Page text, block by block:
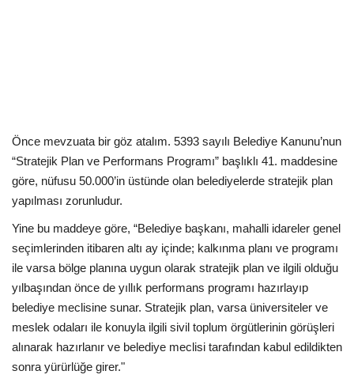
Dünya
Önce mevzuata bir göz atalım. 5393 sayılı Belediye Kanunu’nun
“Stratejik Plan ve Performans Programı” başlıklı 41. maddesine
göre, nüfusu 50.000’in üstünde olan belediyelerde stratejik plan
yapılması zorunludur.
Yine bu maddeye göre, “Belediye başkanı, mahalli idareler genel
seçimlerinden itibaren altı ay içinde; kalkınma planı ve programı
ile varsa bölge planına uygun olarak stratejik plan ve ilgili olduğu
yılbaşından önce de yıllık performans programı hazırlayıp
belediye meclisine sunar. Stratejik plan, varsa üniversiteler ve
meslek odaları ile konuyla ilgili sivil toplum örgütlerinin görüşleri
alınarak hazırlanır ve belediye meclisi tarafından kabul edildikten
sonra yürürlüğe girer."